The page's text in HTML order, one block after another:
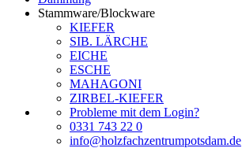
Stammware/Blockware
KIEFER
SIB. LÄRCHE
EICHE
ESCHE
MAHAGONI
ZIRBEL-KIEFER
Probleme mit dem Login?
0331 743 22 0
info@holzfachzentrumpotsdam.de